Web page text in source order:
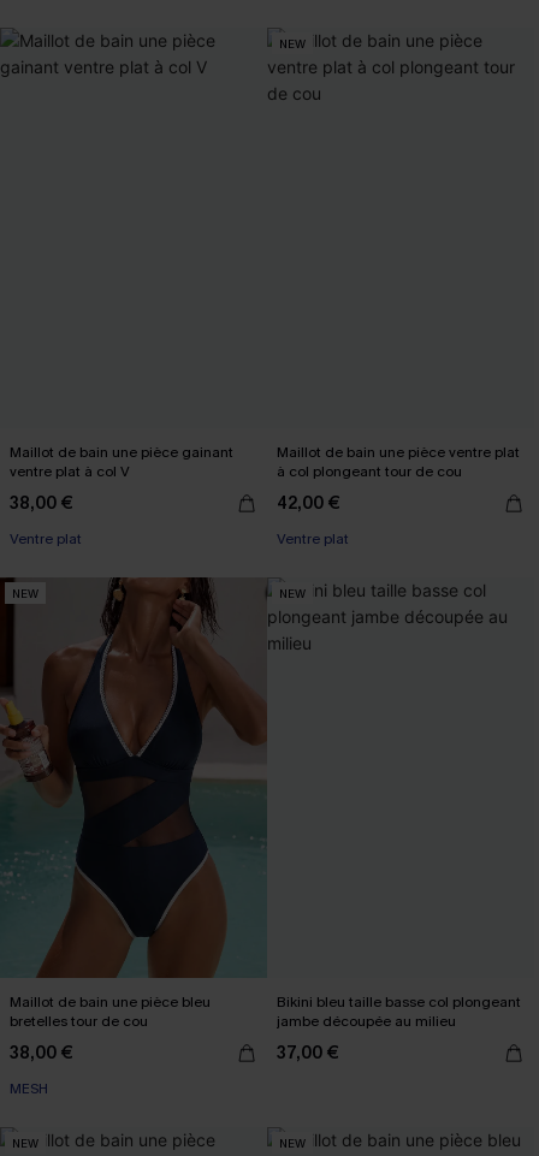
Maillot de bain une pièce gainant
ventre plat à col V
38,00 €
Ventre plat
NEW
Maillot de bain une pièce ventre plat
à col plongeant tour de cou
42,00 €
Ventre plat
NEW
Maillot de bain une pièce bleu
bretelles tour de cou
38,00 €
MESH
NEW
Bikini bleu taille basse col plongeant
jambe découpée au milieu
37,00 €
NEW NEW